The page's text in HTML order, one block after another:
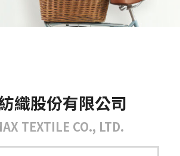
織股份有限公司
TEXTILE CO., LTD.